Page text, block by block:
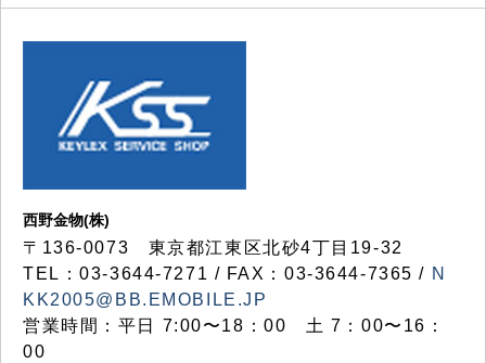
西野金物(株)
〒136-0073 東京都江東区北砂4丁目19-32
TEL：03‐3644‐7271 / FAX：03-3644-7365 / N
KK2005@BB.EMOBILE.JP
営業時間：平日 7:00〜18：00 土 7：00〜16：
00